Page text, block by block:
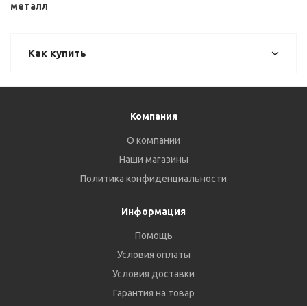
металл
Как купить
Компания
О компании
Наши магазины
Политика конфиденциальности
Информация
Помощь
Условия оплаты
Условия доставки
Гарантия на товар